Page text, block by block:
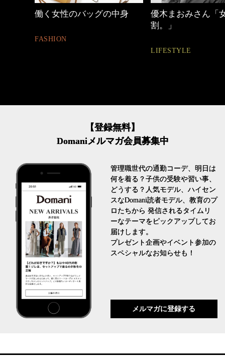
優木まおみさん「女の時間
【ワーママのきれ
ュアル通勤】
FASHION
【登録無料】
Domaniメルマガ会員募集中
管理職世代の通勤コーデ、明日は
何を着る？子供の受験や習い事、
どうする？人気モデル、ハイセン
スなDomani読者モデル、教育のプ
ロたちから 発信されるタイムリ
ーなテーマをピックアップしてお
届けします。
プレゼント企画やイベント参加の
スペシャルなお知らせも！
メルマガに登録する